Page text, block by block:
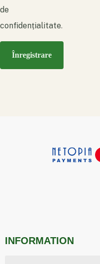
de
confidențialitate.
Înregistrare
INFORMATION